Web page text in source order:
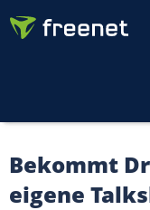
Bekommt
eigene